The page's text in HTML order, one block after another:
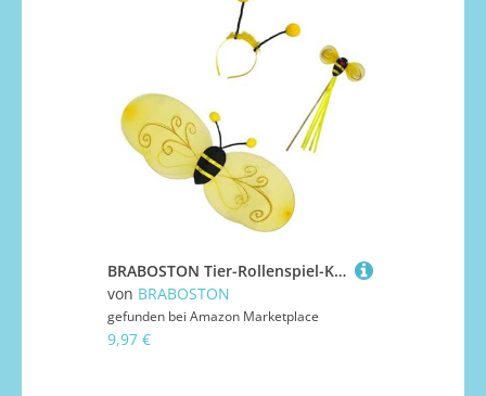
BRABOSTON Tier-Rollenspiel-Kostüm, Stirnband, Zauberstab, Halloween-Cosplay-Zubehör für Damen, Kinder, Maskerade, Halloween, Rollenspiel-Outfit
von BRABOSTON
gefunden bei Amazon Marketplace
9,97 €